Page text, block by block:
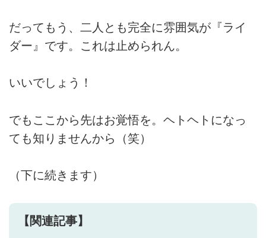
だってもう、二人とも完全に雰囲気が『ライ
ダー』です。これは止められん。
いいでしょう！
でもここから先はお覚悟を。ヘトヘトになっ
ても知りませんから（笑）
（下に続きます）
【関連記事】